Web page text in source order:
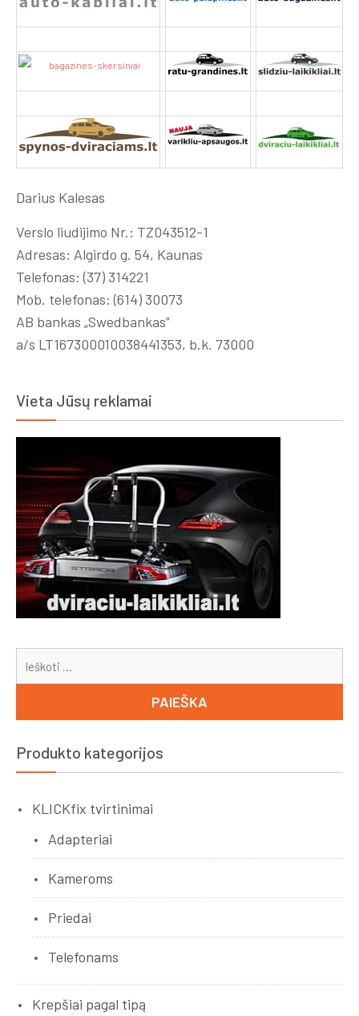
Darius Kalesas
Verslo liudijimo Nr.: TZ043512-1
Adresas: Algirdo g. 54, Kaunas
Telefonas: (37) 314221
Mob. telefonas: (614) 30073
AB bankas „Swedbankas”
a/s LT167300010038441353, b.k. 73000
Vieta Jūsų reklamai
Produkto kategorijos
KLICKfix tvirtinimai
Adapteriai
Kameroms
Priedai
Telefonams
Krepšiai pagal tipą